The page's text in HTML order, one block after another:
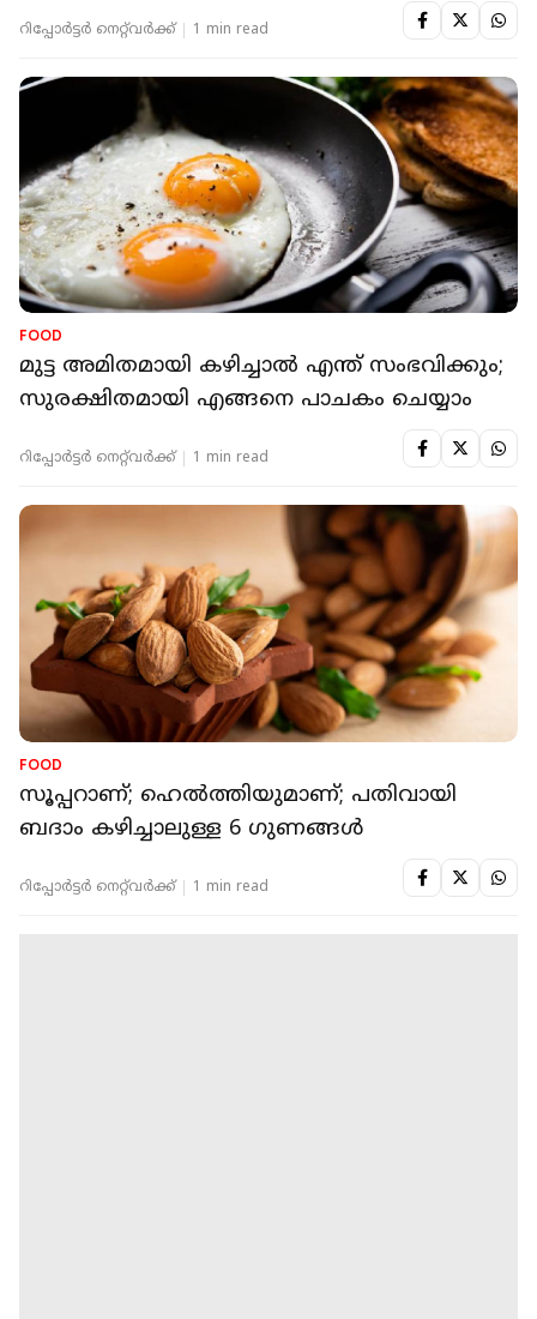
റിപ്പോർട്ടർ നെറ്റ്‌വര്‍ക്ക്‌ 1 min read
FOOD
മുട്ട അമിതമായി കഴിച്ചാല്‍ എന്ത് സംഭവിക്കും;
സുരക്ഷിതമായി എങ്ങനെ പാചകം ചെയ്യാം
റിപ്പോർട്ടർ നെറ്റ്‌വര്‍ക്ക്‌ 1 min read
FOOD
സൂപ്പറാണ്; ഹെല്‍ത്തിയുമാണ്; പതിവായി
ബദാം കഴിച്ചാലുള്ള 6 ഗുണങ്ങള്‍
റിപ്പോർട്ടർ നെറ്റ്‌വര്‍ക്ക്‌ 1 min read